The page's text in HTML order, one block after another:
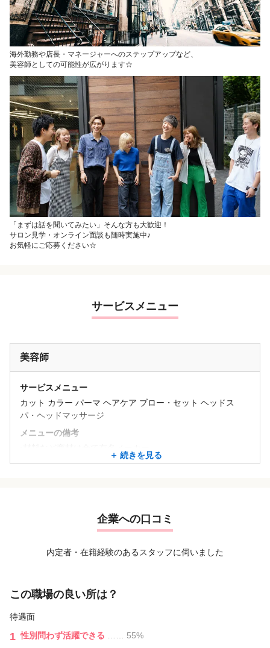
海外勤務や店長・マネージャーへのステップアップなど、
美容師としての可能性が広がります☆
「まずは話を聞いてみたい」そんな方も大歓迎！
サロン見学・オンライン面談も随時実施中♪
お気軽にご応募ください☆
サービスメニュー
美容師
サービスメニュー
カット カラー パーマ ヘアケア ブロー・セット ヘッドス
パ・ヘッドマッサージ
メニューの備考
▪SNSで流行りの商材も取り扱っています
続きを見る
企業への口コミ
内定者・在籍経験のあるスタッフに伺いました
この職場の良い所は？
待遇面
1 性別問わず活躍できる …… 55%